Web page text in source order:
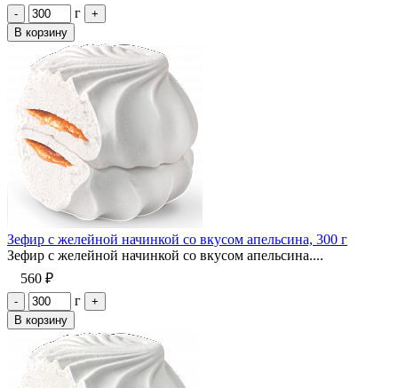
- г
+
В корзину
Зефир с желейной начинкой со вкусом апельсина, 300 г
Зефир с желейной начинкой со вкусом апельсина....
560 ₽
- г
+
В корзину